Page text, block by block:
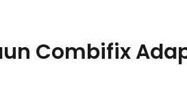
Combifix